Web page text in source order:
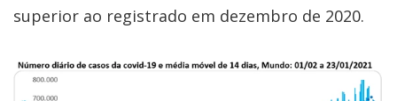
superior ao registrado em dezembro de 2020.